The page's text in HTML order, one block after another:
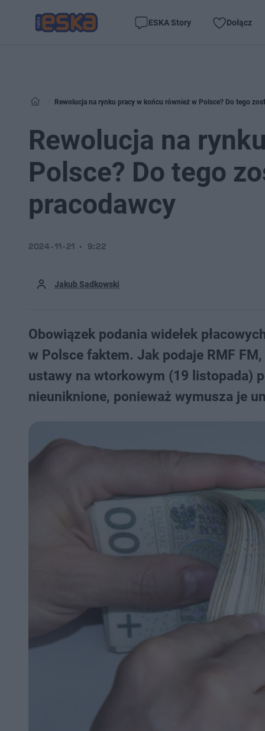
ESKA Story Dołącz
Rewolucja na rynku pracy w końcu również w Polsce? Do tego
Rewolucja na
Polsce? Do tego
pracodawcy
Jakub Sadkowski
2024-11-21 9:22
Obowiązek podania widełek
w Polsce faktem. Jak podaje RMF
ustawy na wtorkowym (19 listopada)
nieuniknione, ponieważ wymusza je